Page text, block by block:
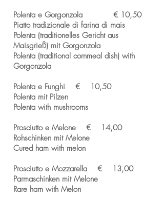
Polenta e Gorgonzola € 10,50
Piatto tradizionale di farina di mais
Polenta (traditionelles Gericht aus
Maisgrieß) mit Gorgonzola
Polenta (traditional cornmeal dish) with
Gorgonzola
Polenta e Funghi € 10,50
Polenta mit Pilzen
Polenta with mushrooms
Prosciutto e Melone € 14,00
Rohschinken mit Melone
Cured ham with melon
Prosciutto e Mozzarella € 13,00
Parmaschinken mit Melone
Rare ham with Melon